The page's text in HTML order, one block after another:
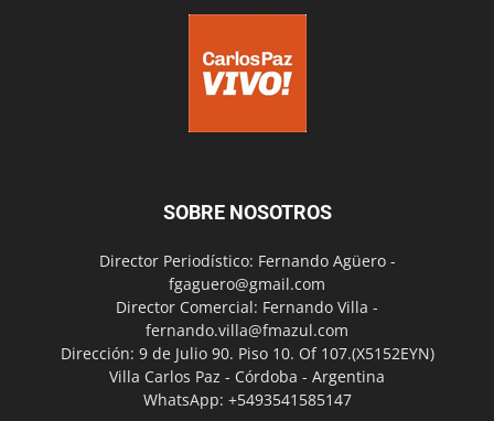
SOBRE NOSOTROS
Director Periodístico: Fernando Agüero -
fgaguero@gmail.com
Director Comercial: Fernando Villa -
fernando.villa@fmazul.com
Dirección: 9 de Julio 90. Piso 10. Of 107.(X5152EYN)
Villa Carlos Paz - Córdoba - Argentina
WhatsApp: +5493541585147